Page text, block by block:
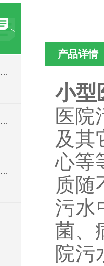
小型医疗用污水处理设备的使用注意事项
安全环保，用小型医疗废水处理设备
小型医疗废水处理设备的防腐要求你做到了吗
产品详情
小型
医院
及其
心等
质随
污水
菌、
院污